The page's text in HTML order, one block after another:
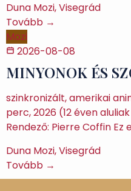
Duna Mozi, Visegrád
Tovább →
Mozi
2026-08-08
MINYONOK ÉS
szinkronizált, amerikai
perc, 2026 (12 éven
Rendező: Pierre Coffin Ez
Duna Mozi, Visegrád
Tovább →